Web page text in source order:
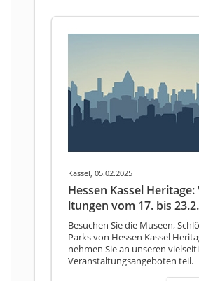
Kassel, 05.02.2025
Hessen Kassel Heritage:
ltungen vom 17. bis
Besuchen Sie die Museen,
Parks von Hessen Kassel
nehmen Sie an unseren
Veranstaltungsangeboten teil.